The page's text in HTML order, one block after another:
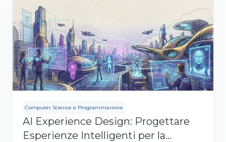
Computer Science e Programmazione
AI Experience Design: Progettare
Esperienze Intelligenti per la